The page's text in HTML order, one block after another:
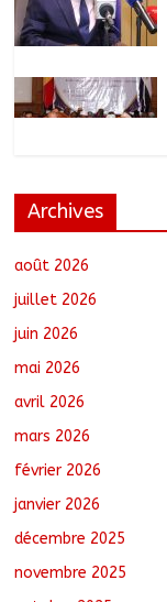
Archives
août 2026
juillet 2026
juin 2026
mai 2026
avril 2026
mars 2026
février 2026
janvier 2026
décembre 2025
novembre 2025